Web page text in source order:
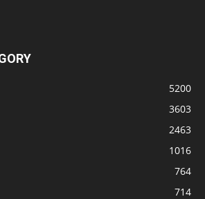
5200
3603
2463
1016
764
714